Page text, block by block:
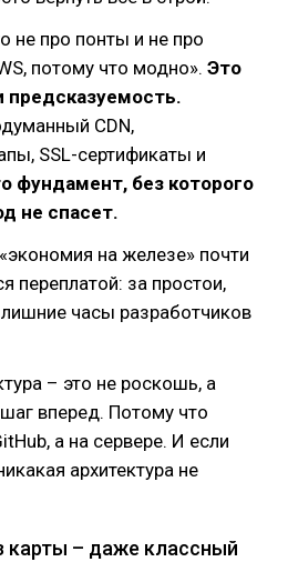
не про понты и не про
потому что модно». Это
предсказуемость.
CDN,
SSL-сертификаты и
фундамент, без которого
не спасет.
на железе» почти
переплатой: за простои,
часы разработчиков
– это не роскошь, а
вперед. Потому что
а на сервере. И если
архитектура не
карты – даже классный